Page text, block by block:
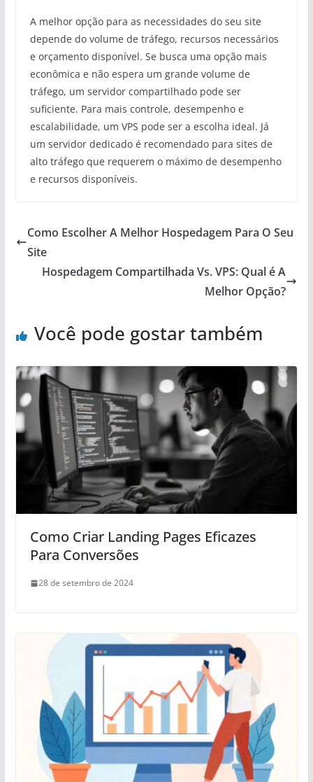
A melhor opção para as necessidades do seu site
depende do volume de tráfego, recursos necessários
e orçamento disponível. Se busca uma opção mais
econômica e não espera um grande volume de
tráfego, um servidor compartilhado pode ser
suficiente. Para mais controle, desempenho e
escalabilidade, um VPS pode ser a escolha ideal. Já
um servidor dedicado é recomendado para sites de
alto tráfego que requerem o máximo de desempenho
e recursos disponíveis.
Como Escolher A Melhor Hospedagem Para O Seu
Site
Hospedagem Compartilhada Vs. VPS: Qual é A
Melhor Opção?
Você pode gostar também
Como Criar Landing Pages Eficazes
Para Conversões
28 de setembro de 2024